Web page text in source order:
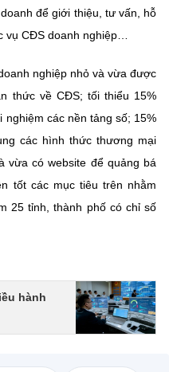
để giới thiệu, tư vấn, hỗ
vụ CĐS doanh nghiệp…
nghiệp nhỏ và vừa được
thức về CĐS; tối thiểu 15%
các nền tảng số; 15%
các hình thức thương mại
vừa có website để quảng bá
tốt các mục tiêu trên nhằm
25 tỉnh, thành phố có chỉ số
hành